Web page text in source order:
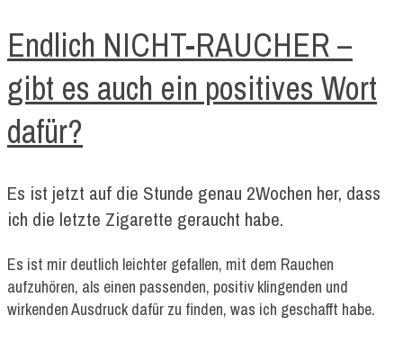
Endlich NICHT-RAUCHER –
gibt es auch ein positives Wort
dafür?
Es ist jetzt auf die Stunde genau 2Wochen her, dass
ich die letzte Zigarette geraucht habe.
Es ist mir deutlich leichter gefallen, mit dem Rauchen
aufzuhören, als einen passenden, positiv klingenden und
wirkenden Ausdruck dafür zu finden, was ich geschafft habe.